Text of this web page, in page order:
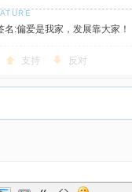
名:偏爱是我家，发展靠大家
支持 反对